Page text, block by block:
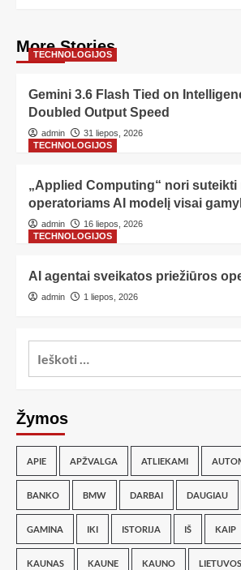
More Stories
TECHNOLOGIJOS
Gemini 3.6 Flash Tied on
Doubled Output Speed
admin
31 liepos, 2026
TECHNOLOGIJOS
„Applied Computing“ nori suteikti
operatoriams AI modelį visai
admin
16 liepos, 2026
TECHNOLOGIJOS
AI agentai sveikatos priežiūros
admin 1 liepos, 2026
Žymos
APIE APŽVALGA ATLIEKAMI
BANKO BMW DARBAI DAUGIAU
GAMINA IKI ISTORIJA IŠ KAIP
KAUNAS KAUNE KAUNO LIETUVOS